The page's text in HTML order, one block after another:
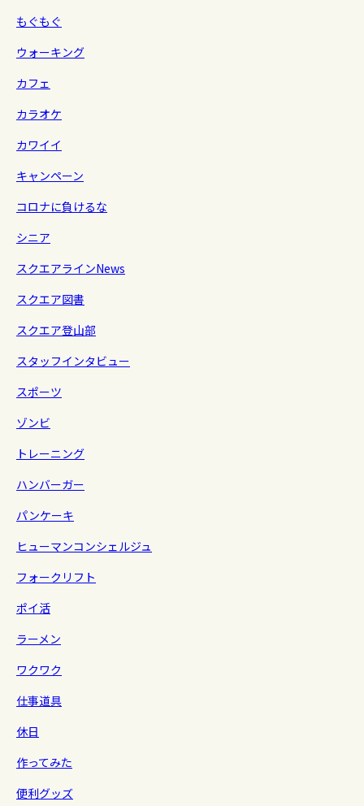
もぐもぐ
ウォーキング
カフェ
カラオケ
カワイイ
キャンペーン
コロナに負けるな
シニア
スクエアラインNews
スクエア図書
スクエア登山部
スタッフインタビュー
スポーツ
ゾンビ
トレーニング
ハンバーガー
パンケーキ
ヒューマンコンシェルジュ
フォークリフト
ポイ活
ラーメン
ワクワク
仕事道具
休日
作ってみた
便利グッズ